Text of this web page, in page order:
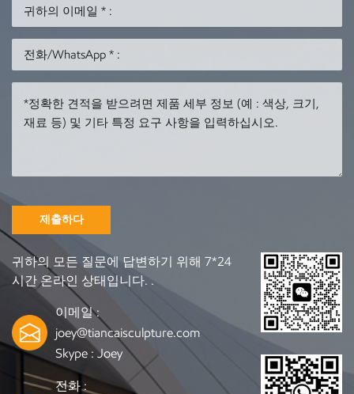
내용을 확인하시기 바
랍니다.필요한 조각품
을 주문하려면 저희에
습니다.관심이 있으시
https://
자세한 내용은필요한
조각품을 주문하려면
제출하다
귀하의 모든 질문에 답변하기 위해 7*24
시간 온라인 상태입니다. .
이메일 :
joey@tiancaisculpture.com
Skype :Joey
전화 :